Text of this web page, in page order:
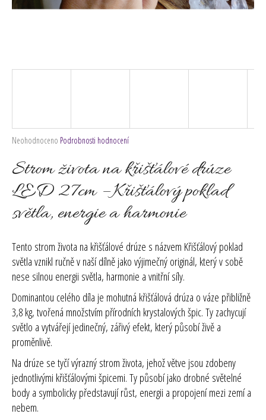
Průměrné
produktu
je
0,0
z
hvězdiček.
Neohodnoceno Podrobnosti hodnocení
Strom života na křišťálové drúze
LED 27cm – Křišťálový poklad
světla, energie a harmonie
Tento strom života na křišťálové drúze s názvem Křišťálový poklad
světla vznikl ručně v naší dílně jako výjimečný originál, který v sobě
nese silnou energii světla, harmonie a vnitřní síly.
Dominantou celého díla je mohutná křišťálová drúza o váze přibližně
3,8 kg, tvořená množstvím přírodních krystalových špic. Ty zachycují
světlo a vytvářejí jedinečný, zářivý efekt, který působí živě a
proměnlivě.
Na drúze se tyčí výrazný strom života, jehož větve jsou zdobeny
jednotlivými křišťálovými špicemi. Ty působí jako drobné světelné
body a symbolicky představují růst, energii a propojení mezi zemí a
nebem.
e